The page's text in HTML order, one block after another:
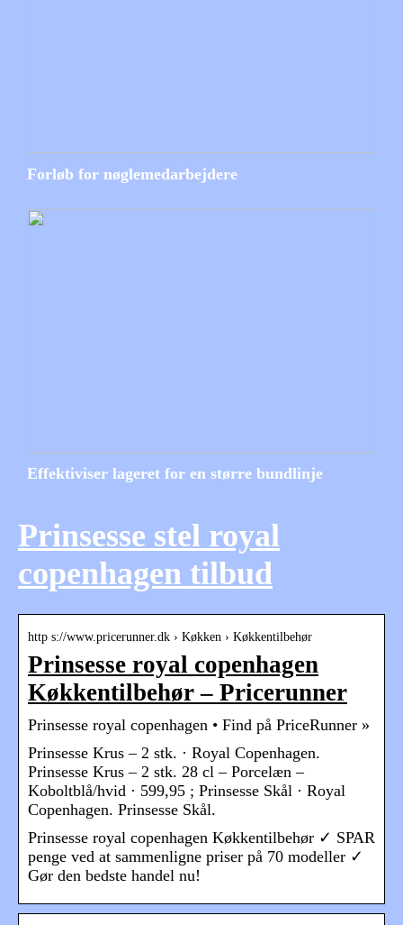
Forløb for nøglemedarbejdere
Effektiviser lageret for en større bundlinje
Prinsesse stel royal
copenhagen tilbud
http s://www.pricerunner.dk › Køkken › Køkkentilbehør
Prinsesse royal copenhagen
Køkkentilbehør – Pricerunner
Prinsesse royal copenhagen • Find på PriceRunner »
Prinsesse Krus – 2 stk. · Royal Copenhagen.
Prinsesse Krus – 2 stk. 28 cl – Porcelæn –
Koboltblå/hvid · 599,95 ; Prinsesse Skål · Royal
Copenhagen. Prinsesse Skål.
Prinsesse royal copenhagen Køkkentilbehør ✓ SPAR
penge ved at sammenligne priser på 70 modeller ✓
Gør den bedste handel nu!